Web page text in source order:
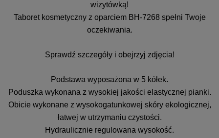
wizytówką!
Taboret kosmetyczny z oparciem BH-7268 spełni Twoje
oczekiwania.
Sprawdź szczegóły i obejrzyj zdjęcia!
Podstawa wyposażona w 5 kółek.
Poduszka wykonana z wysokiej jakości elastycznej pianki.
Obicie wykonane z wysokogatunkowej skóry ekologicznej,
łatwej w utrzymaniu czystości.
Hydraulicznie regulowana wysokość.